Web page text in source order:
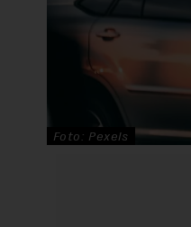
Foto: Pexels